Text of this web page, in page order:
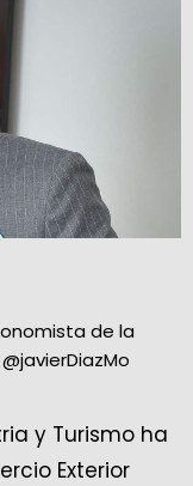
de la
y Turismo ha
Exterior